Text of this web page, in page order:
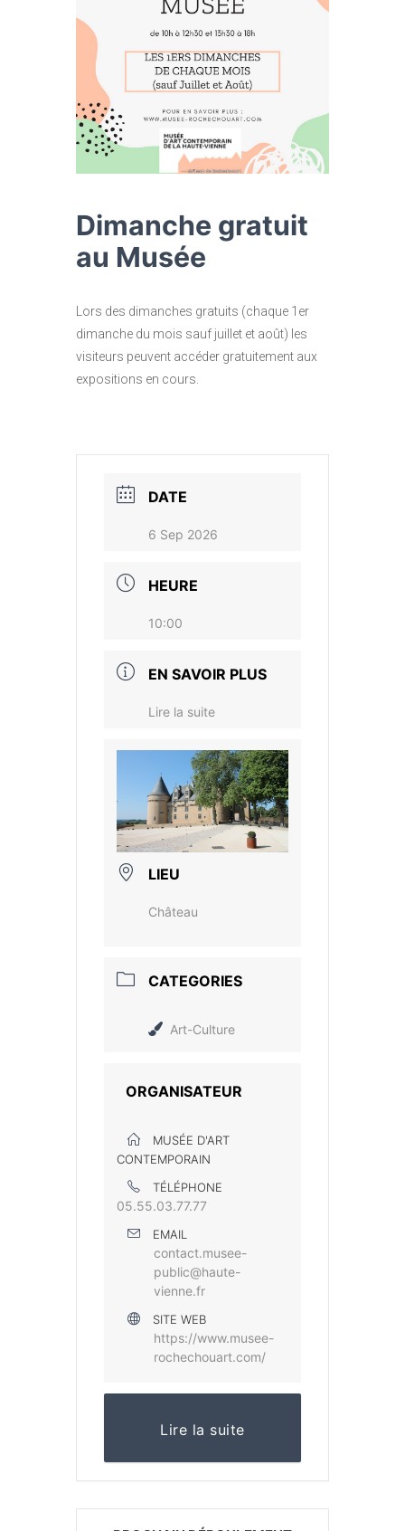
Dimanche gratuit
au Musée
Lors des dimanches gratuits (chaque 1er
dimanche du mois sauf juillet et août) les
visiteurs peuvent accéder gratuitement aux
expositions en cours.
DATE
6 Sep 2026
HEURE
10:00
EN SAVOIR PLUS
Lire la suite
LIEU
Château
CATEGORIES
Art-Culture
ORGANISATEUR
MUSÉE D'ART
CONTEMPORAIN
TÉLÉPHONE
05.55.03.77.77
EMAIL
contact.musee-
public@haute-
vienne.fr
SITE WEB
https://www.musee-
rochechouart.com/
Lire la suite